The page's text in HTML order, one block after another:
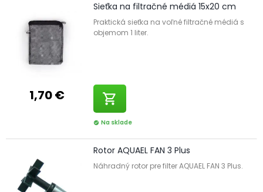
1,70 €
Sieťka na filtračné médiá 15x20 cm
Praktická sieťka na voľné filtračné médiá s
objemom 1 liter.
shopping_cart
check_circle Na sklade
Rotor AQUAEL FAN 3 Plus
Náhradný rotor pre filter AQUAEL FAN 3 Plus.